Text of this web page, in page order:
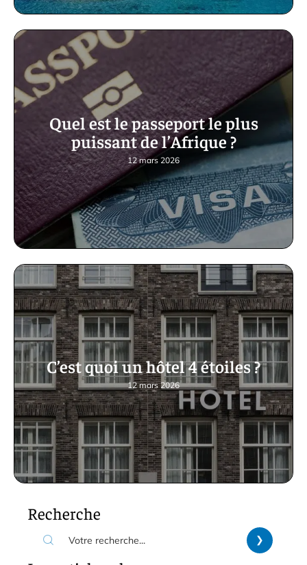
Quel est le passeport le plus
puissant de l’Afrique ?
12 mars 2026
C’est quoi un hôtel 4 étoiles ?
12 mars 2026
Recherche